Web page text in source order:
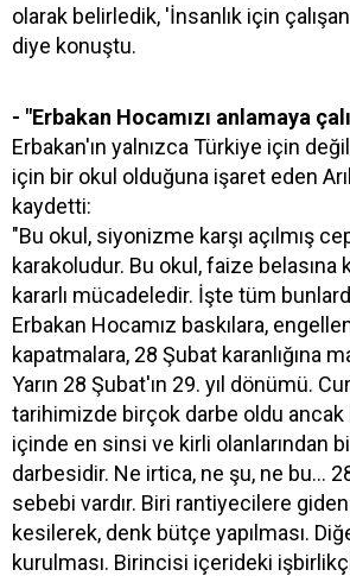
olarak belirledik, 'İnsanlık için
diye konuştu.
- "Erbakan Hocamızı anlamaya
Erbakan'ın yalnızca Türkiye için
için bir okul olduğuna işaret eden
kaydetti:
"Bu okul, siyonizme karşı açılmış
karakoludur. Bu okul, faize belasına
kararlı mücadeledir. İşte tüm
Erbakan Hocamız baskılara,
kapatmalara, 28 Şubat karanlığına
Yarın 28 Şubat'ın 29. yıl dönümü.
tarihimizde birçok darbe oldu ancak
içinde en sinsi ve kirli olanlarından
darbesidir. Ne irtica, ne şu, ne bu...
sebebi vardır. Biri rantiyecilere
kesilerek, denk bütçe yapılması.
kurulması. Birincisi içerideki